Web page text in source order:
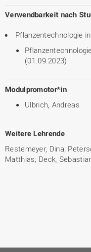
Verwendbarkeit nach
Pflanzentechnologie
(01.09.2023)
Modulpromotor*in
Ulbrich, Andreas
Weitere Lehrende
Restemeyer, Dina;
Matthias; Deck,